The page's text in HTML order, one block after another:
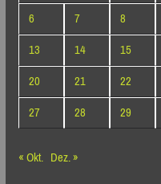
6
7 8
13
14 15
20
21 22
27
28 29
« Okt. Dez. »